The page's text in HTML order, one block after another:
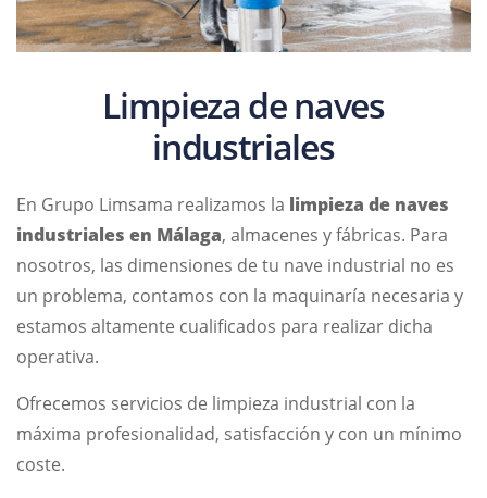
Limpieza de naves
industriales
En Grupo Limsama realizamos la limpieza de naves
industriales en Málaga, almacenes y fábricas. Para
nosotros, las dimensiones de tu nave industrial no es
un problema, contamos con la maquinaría necesaria y
estamos altamente cualificados para realizar dicha
operativa.
Ofrecemos servicios de limpieza industrial con la
máxima profesionalidad, satisfacción y con un mínimo
coste.